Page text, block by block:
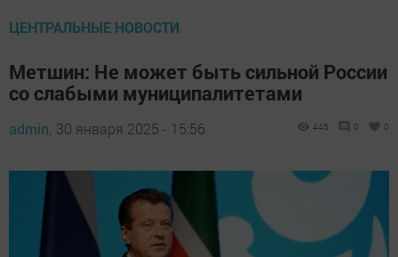
ЦЕНТРАЛЬНЫЕ НОВОСТИ
Метшин: Не может быть сильной России
со слабыми муниципалитетами
admin, 30 января 2025 - 15:56 445 0 0